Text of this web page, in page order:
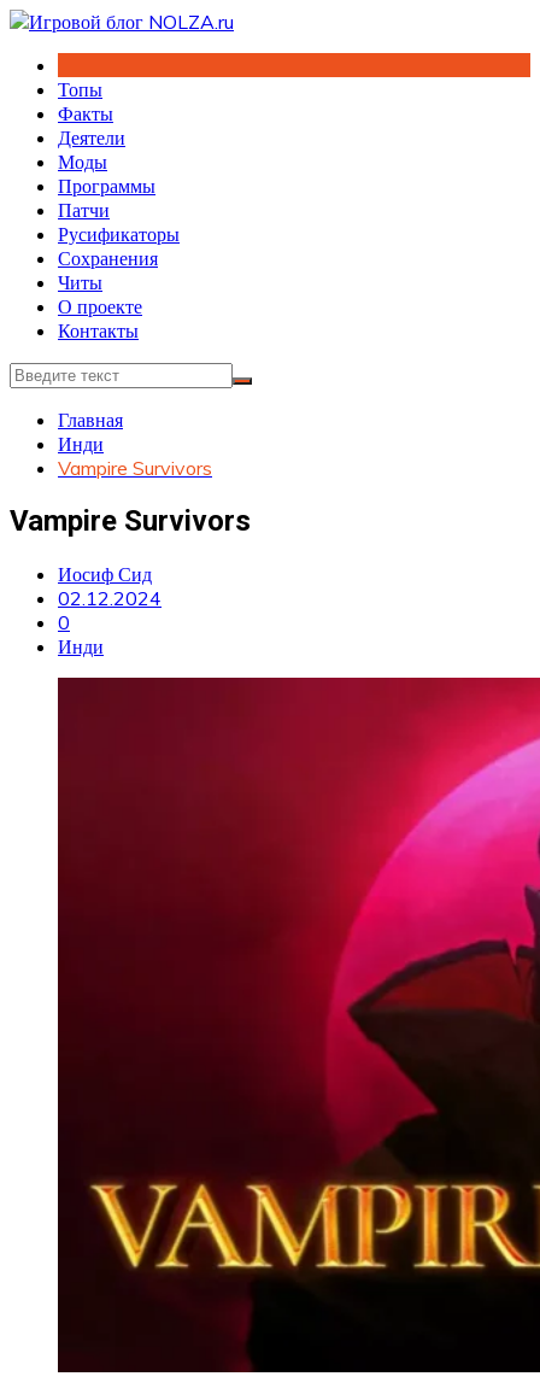
Перейти
содержимому
Топы
Факты
Деятели
Моды
Программы
Патчи
Русификаторы
Сохранения
Читы
О проекте
Контакты
Главная
Инди
Vampire Survivors
Vampire Survivors
Иосиф Сид
02.12.2024
0
Инди